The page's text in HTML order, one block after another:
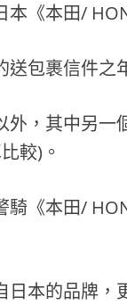
本《本田/
包裹信件之
外，其中另
較)。
騎《本田/
本的品牌，